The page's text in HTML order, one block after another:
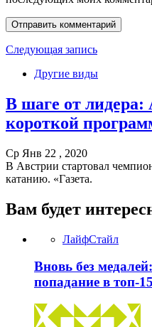
Следующая запись
Другие виды
В шаге от лидера:
короткой
Ср Янв 22 , 2020
В Австрии стартовал
катанию. «Газета.
Вам будет
ЛайфСтайл
Вновь без
попадание в топ-